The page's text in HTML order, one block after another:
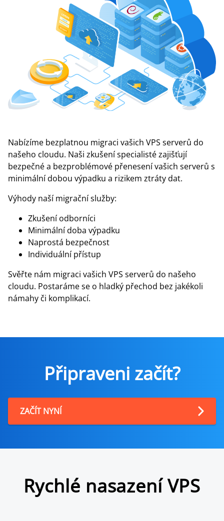
Nabízíme bezplatnou migraci vašich VPS serverů do
našeho cloudu. Naši zkušení specialisté zajišťují
bezpečné a bezproblémové přenesení vašich serverů s
minimální dobou výpadku a rizikem ztráty dat.
Výhody naší migrační služby:
Zkušení odborníci
Minimální doba výpadku
Naprostá bezpečnost
Individuální přístup
Svěřte nám migraci vašich VPS serverů do našeho
cloudu. Postaráme se o hladký přechod bez jakékoli
námahy či komplikací.
Připraveni začít?
ZAČÍT NYNÍ
Rychlé nasazení VPS